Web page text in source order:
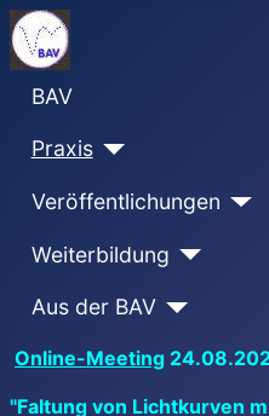
BAV
Praxis
Veröffentlichungen
Weiterbildung
Aus der BAV
Online-Meeting
"Faltung von Lichtkurven